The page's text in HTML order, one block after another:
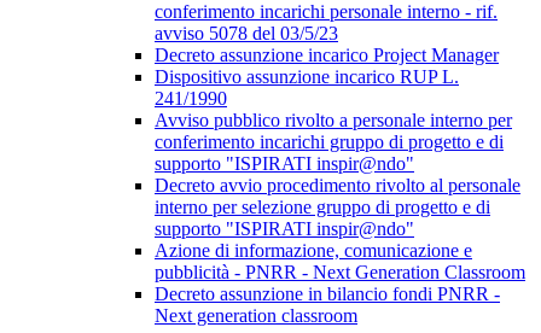
conferimento incarichi personale interno - rif.
avviso 5078 del 03/5/23
Decreto assunzione incarico Project Manager
Dispositivo assunzione incarico RUP L.
241/1990
Avviso pubblico rivolto a personale interno per
conferimento incarichi gruppo di progetto e di
supporto "ISPIRATI inspir@ndo"
Decreto avvio procedimento rivolto al personale
interno per selezione gruppo di progetto e di
supporto "ISPIRATI inspir@ndo"
Azione di informazione, comunicazione e
pubblicità - PNRR - Next Generation Classroom
Decreto assunzione in bilancio fondi PNRR -
Next generation classroom